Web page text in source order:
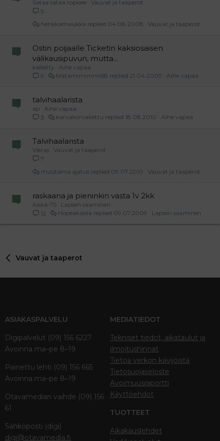
Sataa sataa ropisee Vauvat ja taaperot
5
Vauvat ja taaperot
04.08.2008
henkkamaukka
Ostin poijaalle Ticketin kaksiosaisen
välikausipuvun, mutta...
kielletty
Aihe vapaa
9
Aihe vapaa
21.04.2009
Matamimimmi68
talvihaalarista
ap
Aihe vapaa
3
Aihe vapaa
18.08.2010
karvakorvakettu
Talvihaalarista
Vieras Vauvat ja taaperot
7
Vauvat ja taaperot
09.07.2010
muutama ajatus
raskaana ja pieninkin vasta 1v 2kk
Äiskä-75
Lapsen saaminen
12
Lapsen saaminen
09.07.2009
Hopeakaisla
Vauvat ja taaperot
ASIAKASPALVELU
Digipalvelut (09) 156 6227
Avoinna ma–pe 8–19
Painettu lehti (09) 156 665
Avoinna ma–pe 8–19
Otavamedian vaihde (09) 156
61
Sähköposti (digi)
digi@otavamedia.fi
MEDIATIEDOT
Tekniset tiedot, aikataulut ja
ilmoitushinnat
Tietoa verkon kävijöistä
Tietosuojaseloste
Avoimuusraportti
Käyttöehdot
TUOTTEET
Aikakauslehdet